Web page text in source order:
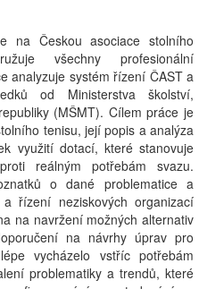
na Českou asociace stolního
všechny profesionální
analyzuje systém řízení ČAST a
od Ministerstva školství,
(MŠMT). Cílem práce je
tenisu, její popis a analýza
využití dotací, které stanovuje
reálným potřebám svazu.
o dané problematice a
řízení neziskových organizací
na navržení možných alternativ
na návrhy úprav pro
vycházelo vstříc potřebám
problematiky a trendů, které